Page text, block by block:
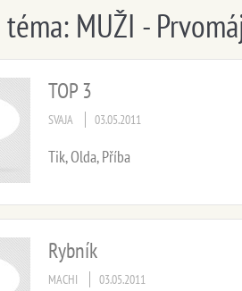
MUŽI -
TOP 3
SVAJA 03.05.2011
Tik, Olda, Příba
Rybník
MACHI 03.05.2011